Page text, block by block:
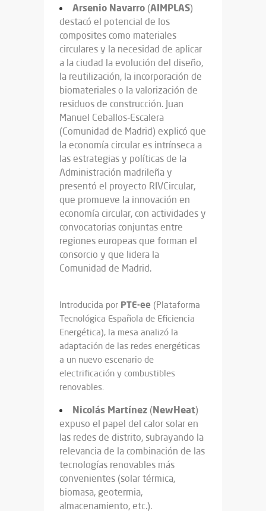
Arsenio Navarro (AIMPLAS)
destacó el potencial de los
composites como materiales
circulares y la necesidad de aplicar
a la ciudad la evolución del diseño,
la reutilización, la incorporación de
biomateriales o la valorización de
residuos de construcción. Juan
Manuel Ceballos-Escalera
(Comunidad de Madrid) explicó que
la economía circular es intrínseca a
las estrategias y políticas de la
Administración madrileña y
presentó el proyecto RIVCircular,
que promueve la innovación en
economía circular, con actividades y
convocatorias conjuntas entre
regiones europeas que forman el
consorcio y que lidera la
Comunidad de Madrid.
Introducida por PTE-ee (Plataforma
Tecnológica Española de Eficiencia
Energética), la mesa analizó la
adaptación de las redes energéticas
a un nuevo escenario de
electrificación y combustibles
renovables.
Nicolás Martínez (NewHeat)
expuso el papel del calor solar en
las redes de distrito, subrayando la
relevancia de la combinación de las
tecnologías renovables más
convenientes (solar térmica,
biomasa, geotermia,
almacenamiento, etc.).